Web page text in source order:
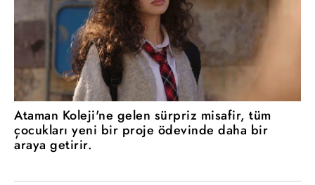
Ataman Koleji'ne gelen sürpriz misafir, tüm
çocukları yeni bir proje ödevinde daha bir
araya getirir.